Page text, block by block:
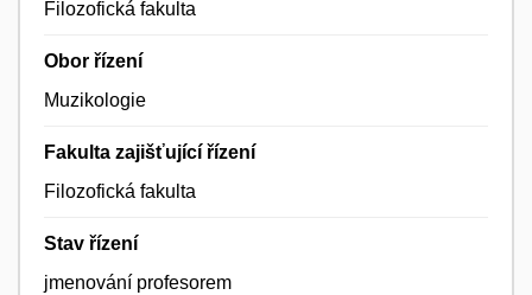
Filozofická fakulta
Obor řízení
Muzikologie
Fakulta zajišťující řízení
Filozofická fakulta
Stav řízení
jmenování profesorem